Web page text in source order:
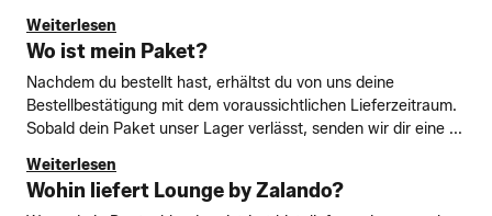
Weiterlesen
Wo ist mein Paket?
Nachdem du bestellt hast, erhältst du von uns deine
Bestellbestätigung mit dem voraussichtlichen Lieferzeitraum.
Sobald dein Paket unser Lager verlässt, senden wir dir eine ...
Weiterlesen
Wohin liefert Lounge by Zalando?